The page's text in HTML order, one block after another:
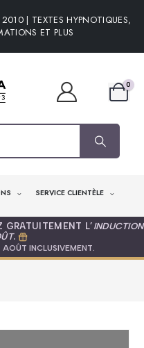
2010 | TEXTES HYPNOTIQUES,
ET PLUS
0
SERVICE CLIENTÈLE
GRATUITEMENT L’ INDUCTION
.
AOÛT INCLUSIVEMENT.